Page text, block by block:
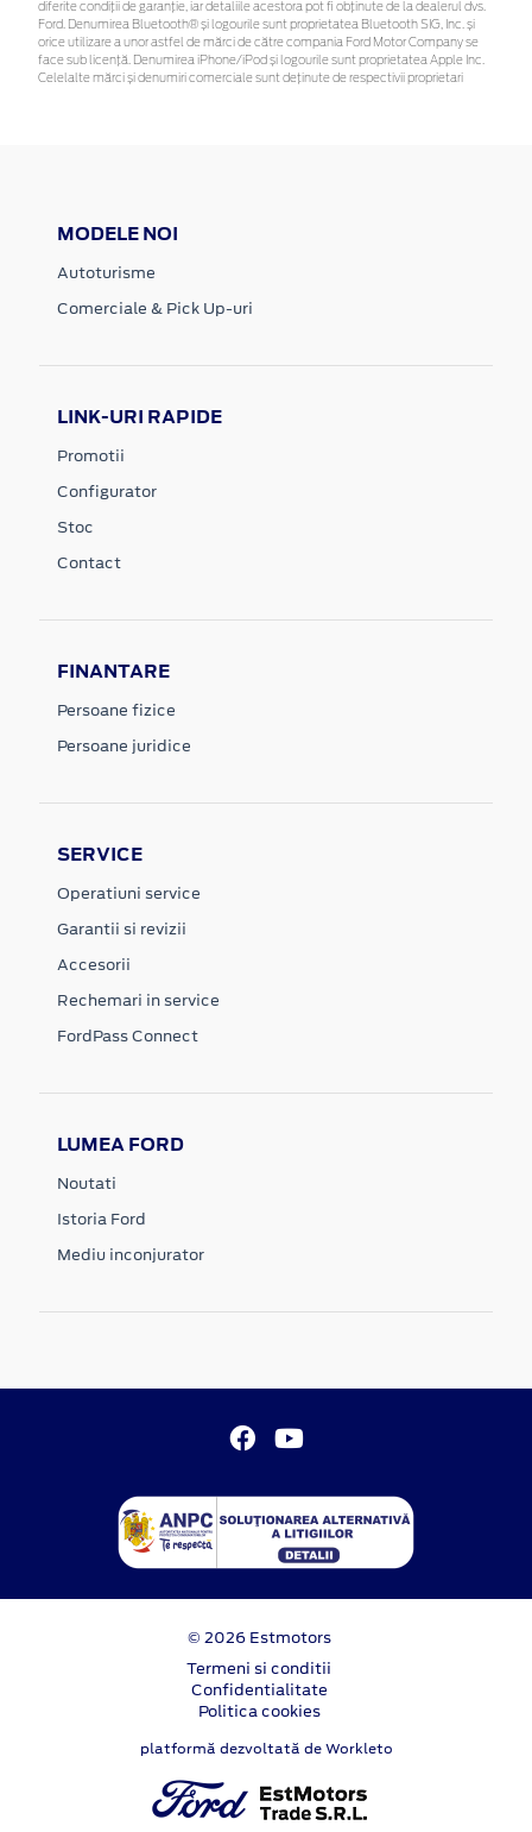
diferite condiții de garanție, iar detaliile acestora pot fi obținute de la dealerul dvs.
Ford. Denumirea Bluetooth® și logourile sunt proprietatea Bluetooth SIG, Inc. și
orice utilizare a unor astfel de mărci de către compania Ford Motor Company se
face sub licență. Denumirea iPhone/iPod și logourile sunt proprietatea Apple Inc.
Celelalte mărci și denumiri comerciale sunt deținute de respectivii proprietari
MODELE NOI
Autoturisme
Comerciale & Pick Up-uri
LINK-URI RAPIDE
Promotii
Configurator
Stoc
Contact
FINANTARE
Persoane fizice
Persoane juridice
SERVICE
Operatiuni service
Garantii si revizii
Accesorii
Rechemari in service
FordPass Connect
LUMEA FORD
Noutati
Istoria Ford
Mediu inconjurator
© 2026 Estmotors
Termeni si conditii
Confidentialitate
Politica cookies
platformă dezvoltată de Workleto